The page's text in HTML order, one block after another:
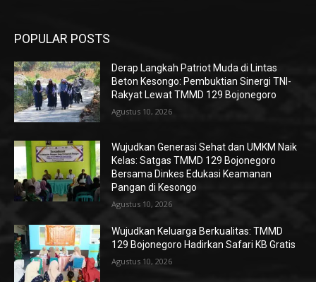
POPULAR POSTS
Derap Langkah Patriot Muda di Lintas
Beton Kesongo: Pembuktian Sinergi TNI-
Rakyat Lewat TMMD 129 Bojonegoro
Agustus 10, 2026
Wujudkan Generasi Sehat dan UMKM Naik
Kelas: Satgas TMMD 129 Bojonegoro
Bersama Dinkes Edukasi Keamanan
Pangan di Kesongo
Agustus 10, 2026
Wujudkan Keluarga Berkualitas: TMMD
129 Bojonegoro Hadirkan Safari KB Gratis
Agustus 10, 2026